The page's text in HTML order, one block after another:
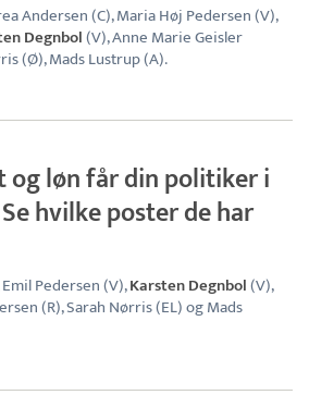
Andersen (C), Maria Høj Pedersen (V),
Degnbol(V), Anne Marie Geisler
(Ø), Mads Lustrup (A).
og løn får din politiker i
hvilke poster de har
Pedersen (V),Karsten Degnbol(V),
(R), Sarah Nørris (EL) og Mads